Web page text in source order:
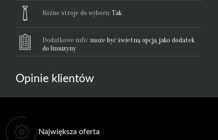
Różne stroje do wyboru: Tak
Dodatkowe info: może być świetną opcją jako dodatek
do limuzyny
Opinie klientów
Największa oferta